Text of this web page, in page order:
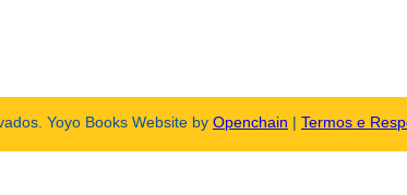
Yoyo Books Website by Openchain | Termos e